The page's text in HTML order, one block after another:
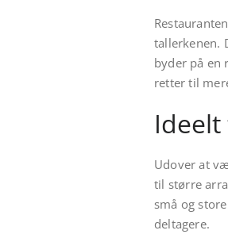
tallerkenen.
byder på en
retter til
Udover at
til større
små og
deltagere.